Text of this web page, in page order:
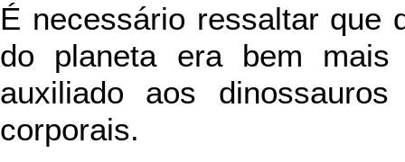
É necessário ressaltar que
do planeta era bem
auxiliado aos
corporais.